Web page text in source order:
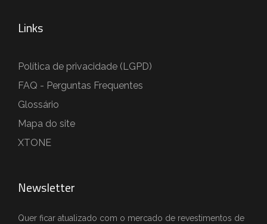
Links
Política de privacidade (LGPD)
FAQ - Perguntas Frequentes
Glossário
Mapa do site
XTONE
Newsletter
Quer ficar atualizado com o mercado de revestimentos de